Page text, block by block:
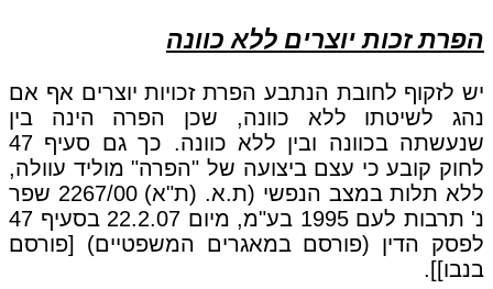
הפרת זכות יוצרים ללא כוונה
יש לזקוף לחובת הנתבע הפרת זכויות יוצרים אף אם
נהג לשיטתו ללא כוונה, שכן הפרה הינה בין
שנעשתה בכוונה ובין ללא כוונה. כך גם סעיף 47
לחוק קובע כי עצם ביצועה של "הפרה" מוליד עוולה,
ללא תלות במצב הנפשי (ת.א. (ת"א) 2267/00 שפר
נ' תרבות לעם 1995 בע"מ, מיום 22.2.07 בסעיף 47
לפסק הדין (פורסם במאגרים המשפטיים) [פורסם
בנבו]].